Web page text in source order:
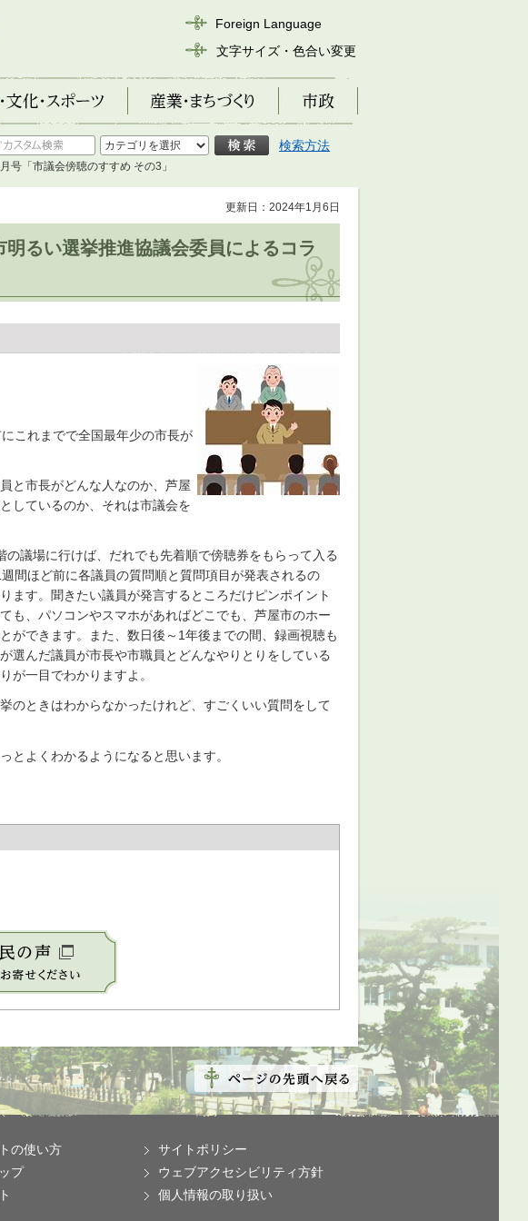
Foreign Language
文字サイズ・色合い変更
スポーツ 産業・まちづくり 市政
検索方法
号「市議会傍聴のすすめ その3」
更新日：2024年1月6日
るい選挙推進協議会委員によるコラ
これまでで全国最年少の市長が
と市長がどんな人なのか、芦屋
しているのか、それは市議会を
議場に行けば、だれでも先着順で傍聴券をもらって入る
間ほど前に各議員の質問順と質問項目が発表されるの
ます。聞きたい議員が発言するところだけピンポイント
も、パソコンやスマホがあればどこでも、芦屋市のホー
ができます。また、数日後～1年後までの間、録画視聴も
選んだ議員が市長や市職員とどんなやりとりをしている
が一目でわかりますよ。
のときはわからなかったけれど、すごくいい質問をして
よくわかるようになると思います。
の使い方
プ
サイトポリシー
ウェブアクセシビリティ方針
個人情報の取り扱い